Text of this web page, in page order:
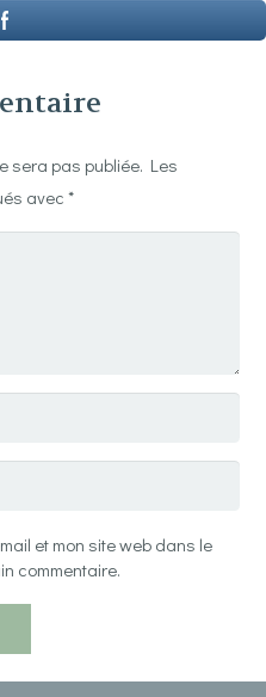
sera pas publiée. Les
avec *
et mon site web dans le
commentaire.